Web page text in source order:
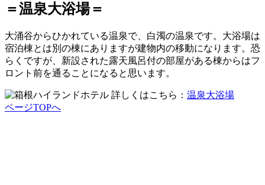
＝温泉大浴場＝
大涌谷からひかれている温泉で、白濁の温泉です。大浴場は
宿泊棟とは別の棟にありますが建物内の移動になります。恐
らくですが、新設された露天風呂付の部屋がある棟からはフ
ロント前を通ることになると思います。
詳しくはこちら： 温泉大浴場
ページTOPへ